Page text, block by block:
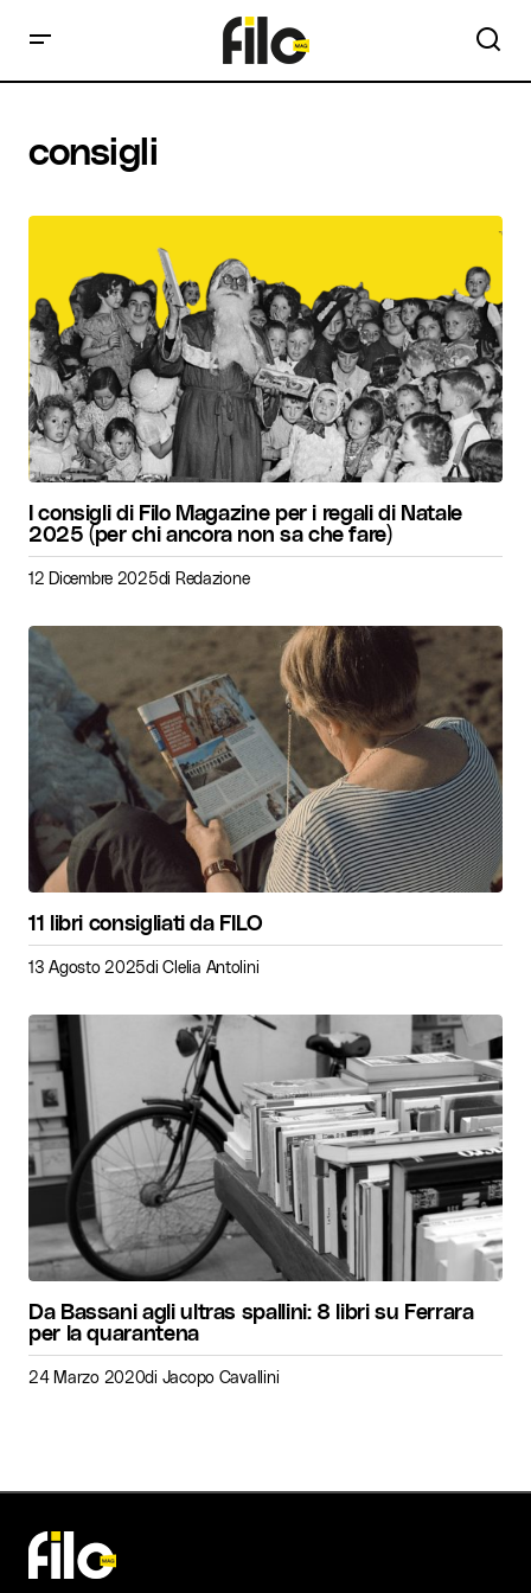
consigli
I consigli di Filo Magazine per i regali di Natale
2025 (per chi ancora non sa che fare)
12 Dicembre 2025di Redazione
11 libri consigliati da FILO
13 Agosto 2025di Clelia Antolini
Da Bassani agli ultras spallini: 8 libri su Ferrara
per la quarantena
24 Marzo 2020di Jacopo Cavallini